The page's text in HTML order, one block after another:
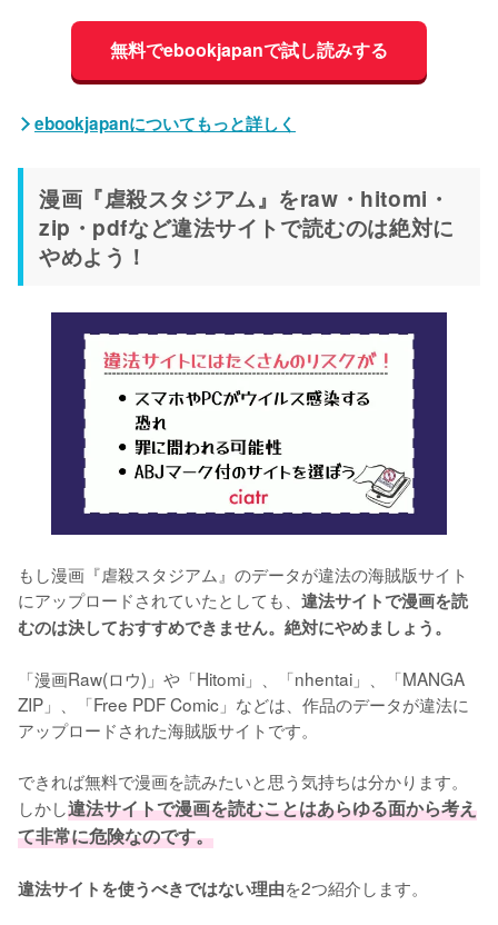
無料でebookjapanで試し読みする
ebookjapanについてもっと詳しく
漫画『虐殺スタジアム』をraw・hitomi・
zip・pdfなど違法サイトで読むのは絶対に
やめよう！
もし漫画『虐殺スタジアム』のデータが違法の海賊版サイト
にアップロードされていたとしても、 違法サイトで漫画を読
むのは決しておすすめできません。絶対にやめましょう。
「漫画Raw(ロウ)」や「Hitomi」、「nhentai」、「MANGA
ZIP」、「Free PDF Comic」などは、作品のデータが違法に
アップロードされた海賊版サイトです。
できれば無料で漫画を読みたいと思う気持ちは分かります。
しかし違法サイトで漫画を読むことはあらゆる面から考え
て非常に危険なのです。
違法サイトを使うべきではない理由を2つ紹介します。